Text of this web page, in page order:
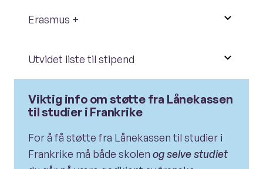
Erasmus +
Utvidet liste til stipend
Viktig info om støtte fra Lånekassen
til studier i Frankrike
For å få støtte fra Lånekassen til studier i
Frankrike må både skolen og selve studiet